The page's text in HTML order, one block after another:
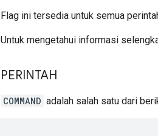
Flag ini tersedia untuk semua
Untuk mengetahui informasi
PERINTAH
COMMAND adalah salah satu dari